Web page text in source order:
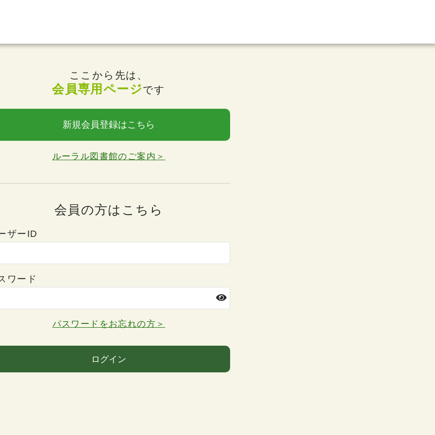
ここから先は、
会員専用ページです
新規会員登録はこちら
ルーラル図書館のご案内＞
会員の方はこちら
ザーID
ワード
パスワードをお忘れの方＞
ログイン